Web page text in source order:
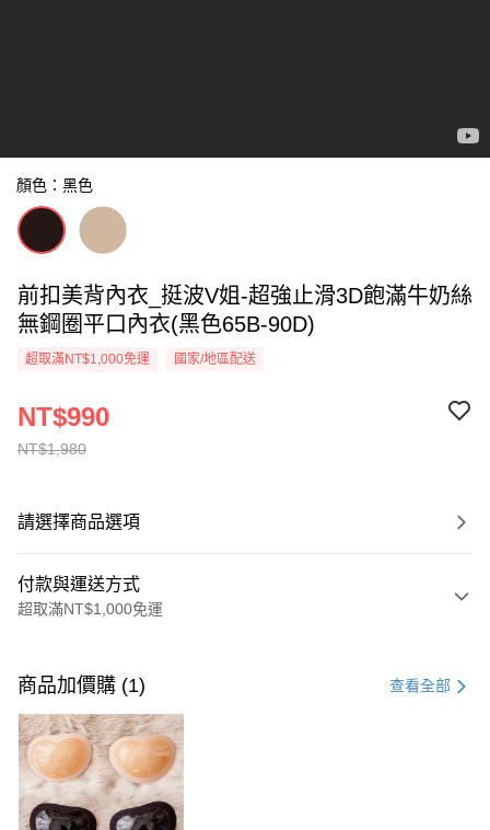
顏色：黑色
前扣美背內衣_挺波V姐-超強止滑3D飽滿牛奶絲
無鋼圈平口內衣(黑色65B-90D)
超取滿NT$1,000免運 國家/地區配送
NT$1,980
NT$990
請選擇商品選項
付款與運送方式
超取滿NT$1,000免運
信用卡一次付款
信用卡分期付款
3 期 0 利率 每期NT$330
合作金庫商業銀行
華南商業銀行
超商取貨付款
商品加價購 (1) 查看全部